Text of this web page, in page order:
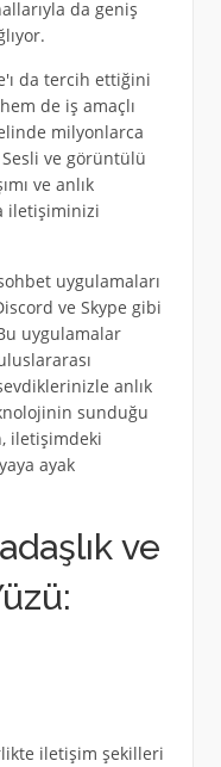
da geniş
da tercih ettiğini
de iş amaçlı
milyonlarca
ve görüntülü
ve anlık
iletişiminizi
uygulamaları
ve Skype gibi
uygulamalar
anlık
sunduğu
iletişimdeki
ayak
ve
iletişim şekilleri